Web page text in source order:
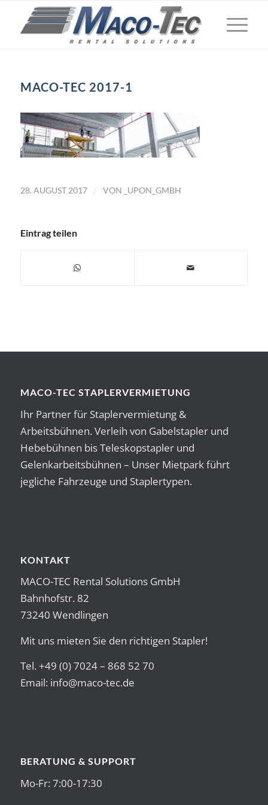
MACO-TEC 2017-1
28. AUGUST 2017 / VON _UPON_GMBH
Eintrag teilen
MACO-TEC STAPLERVERMIETUNG
Ihr Partner für Staplervermietung &
Arbeitsbühnen. Verleih von Gabelstapler und
Hebebühnen bis Teleskopstapler und
Gelenkarbeitsbühnen – Unser Mietpark führt
jegliche Fahrzeuge und Staplertypen.
KONTAKT
MACO-TEC Rental Solutions GmbH
Bahnhofstr. 82
73240 Wendlingen
Mit uns mieten Sie den richtigen Stapler!
Tel. +49 (0) 7024 – 868 52 70
Email: info@maco-tec.de
BERATUNG & SUPPORT
Mo-Fr: 7:00-17:30